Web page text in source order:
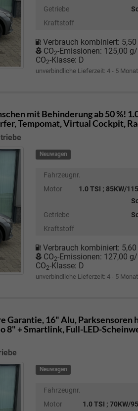
Getriebe
Kraftstoff
Verbrauch kombiniert:
CO2-Emissionen: 125,00
CO2-Klasse: D
unverbindliche Lieferzeit: 4 - 5
mit Behinderung ab 50 %!
Tempomat, Virtual Cockpit,
Neuwagen
Fahrzeugnr.
Motor
1.0 TSI ; 85KW/
Getriebe
Kraftstoff
Verbrauch kombiniert:
CO2-Emissionen: 127,00
CO2-Klasse: D
unverbindliche Lieferzeit: 4 - 5
Garantie, 16" Alu,
8" + Smartlink, Full-LED-
Neuwagen
Fahrzeugnr.
Motor
1.0 TSI ; 70KW/